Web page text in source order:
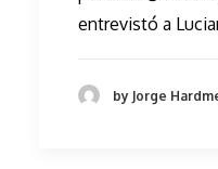
entrevistó a
by Jorge